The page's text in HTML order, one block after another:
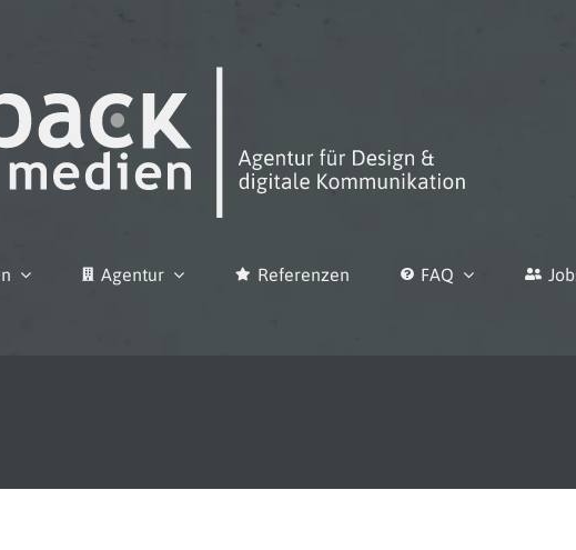
Agentur Referenzen FAQ